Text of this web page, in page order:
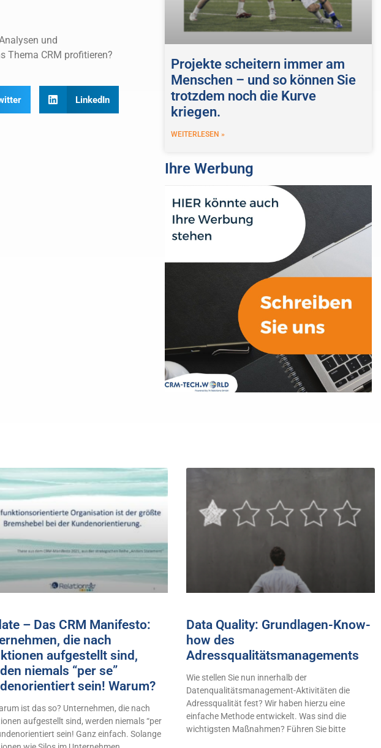
und
Thema CRM profitieren?
LinkedIn
Projekte scheitern immer am
Menschen – und so können Sie
trotzdem noch die Kurve
kriegen.
WEITERLESEN »
Ihre Werbung
– Das CRM Manifesto:
die nach
aufgestellt sind,
niemals “per se”
sein! Warum?
ist das so? Unternehmen, die nach
aufgestellt sind, werden niemals “per
sein! Ganz einfach. Solange
Data Quality: Grundlagen-Know-
how des
Adressqualitätsmanagements
Wie stellen Sie nun innerhalb der
Datenqualitätsmanagement-Aktivitäten die
Adressqualität fest? Wir haben hierzu eine
einfache Methode entwickelt. Was sind die
wichtigsten Maßnahmen? Führen Sie bitte